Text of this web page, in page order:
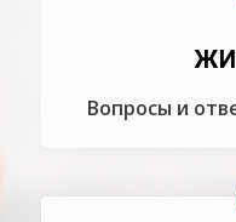
Вопросы и